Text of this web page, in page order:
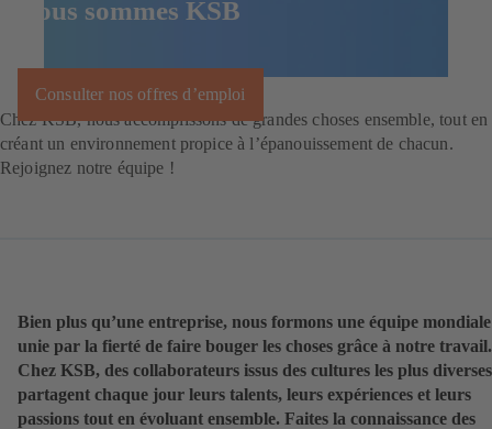
Nous sommes KSB
Consulter nos offres d’emploi
Chez KSB, nous accomplissons de grandes choses ensemble, tout en
créant un environnement propice à l’épanouissement de chacun.
Rejoignez notre équipe !
Bien plus qu’une entreprise, nous formons une équipe mondiale
unie par la fierté de faire bouger les choses grâce à notre travail.
Chez KSB, des collaborateurs issus des cultures les plus diverses
partagent chaque jour leurs talents, leurs expériences et leurs
passions tout en évoluant ensemble. Faites la connaissance des